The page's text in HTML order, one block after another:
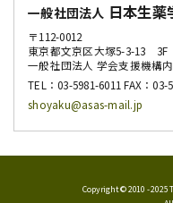
一般社団法人 日本生薬
〒112-0012
東京都文京区大塚5-3-13 3F
一般社団法人 学会支援機構内
TEL：03-5981-6011 FAX：03-
shoyaku@asas-mail.jp
Copyright © 2010 - 2025